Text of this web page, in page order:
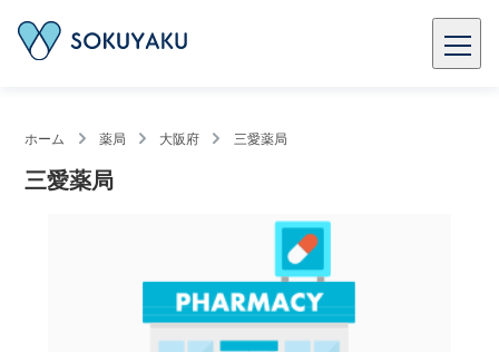
ホーム 薬局 大阪府 三愛薬局
三愛薬局